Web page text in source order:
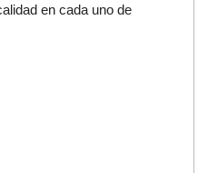
en cada uno de